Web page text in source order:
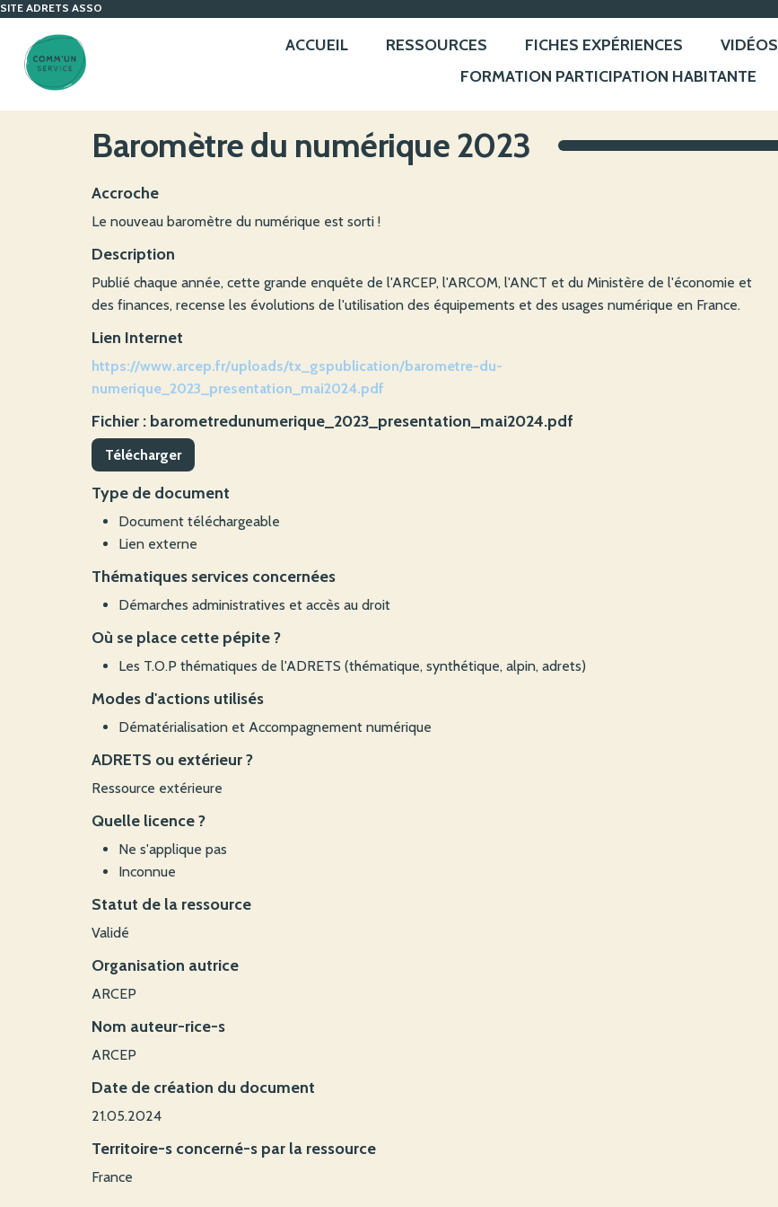
SITE ADRETS ASSO
ACCUEIL RESSOURCES FICHES EXPÉRIENCES VIDÉOS
FORMATION PARTICIPATION HABITANTE
Baromètre du numérique 2023
Accroche
Le nouveau baromètre du numérique est sorti !
Description
Publié chaque année, cette grande enquête de l'ARCEP, l'ARCOM, l'ANCT et du Ministère de l'économie et
des finances, recense les évolutions de l'utilisation des équipements et des usages numérique en France.
Lien Internet
https://www.arcep.fr/uploads/tx_gspublication/barometre-du-
numerique_2023_presentation_mai2024.pdf
Fichier : barometredunumerique_2023_presentation_mai2024.pdf
Télécharger
Type de document
Document téléchargeable
Lien externe
Thématiques services concernées
Démarches administratives et accès au droit
Où se place cette pépite ?
Les T.O.P thématiques de l'ADRETS (thématique, synthétique, alpin, adrets)
Modes d'actions utilisés
Dématérialisation et Accompagnement numérique
ADRETS ou extérieur ?
Ressource extérieure
Quelle licence ?
Ne s'applique pas
Inconnue
Statut de la ressource
Validé
Organisation autrice
ARCEP
Nom auteur-rice-s
ARCEP
Date de création du document
21.05.2024
Territoire-s concerné-s par la ressource
France